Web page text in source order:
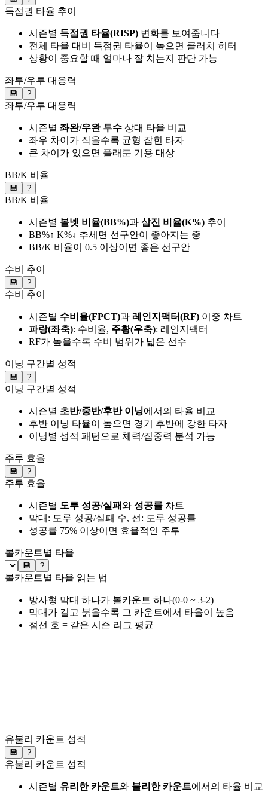
득점권 타율 추이
시즌별 득점권 타율(RISP) 변화를 보여줍니다
전체 타율 대비 득점권 타율이 높으면 클러치 히터
상황이 중요할 때 얼마나 잘 치는지 판단 가능
좌투/우투 대응력
💾 ?
좌투/우투 대응력
시즌별 좌완/우완 투수 상대 타율 비교
좌우 차이가 작을수록 균형 잡힌 타자
큰 차이가 있으면 플래툰 기용 대상
BB/K 비율
💾 ?
BB/K 비율
시즌별 볼넷 비율(BB%)과 삼진 비율(K%) 추이
BB%↑ K%↓ 추세면 선구안이 좋아지는 중
BB/K 비율이 0.5 이상이면 좋은 선구안
수비 추이
💾 ?
수비 추이
시즌별 수비율(FPCT)과 레인지팩터(RF) 이중 차트
파랑(좌축): 수비율, 주황(우축): 레인지팩터
RF가 높을수록 수비 범위가 넓은 선수
이닝 구간별 성적
💾 ?
이닝 구간별 성적
시즌별 초반/중반/후반 이닝에서의 타율 비교
후반 이닝 타율이 높으면 경기 후반에 강한 타자
이닝별 성적 패턴으로 체력/집중력 분석 가능
주루 효율
💾 ?
주루 효율
시즌별 도루 성공/실패와 성공률 차트
막대: 도루 성공/실패 수, 선: 도루 성공률
성공률 75% 이상이면 효율적인 주루
볼카운트별 타율
💾 ?
볼카운트별 타율 읽는 법
방사형 막대 하나가 볼카운트 하나(0-0 ~ 3-2)
막대가 길고 붉을수록 그 카운트에서 타율이 높음
점선 호 = 같은 시즌 리그 평균
유불리 카운트 성적
💾 ?
유불리 카운트 성적
시즌별 유리한 카운트와 불리한 카운트에서의 타율 비교